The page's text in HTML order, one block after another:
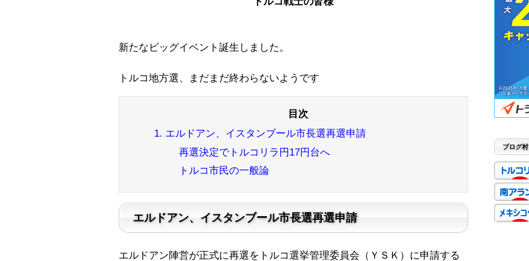
新たなビッグイベント誕生しました。
トルコ地方選、まだまだ終わらないようです
1. エルドアン、イスタンブール市長選再選申請
再選決定でトルコリラ円17円台へ
トルコ市民の一般論
エルドアン、イスタンブール市長選再選申請
エルドアン陣営が正式に再選をトルコ選挙管理委員会（ＹＳＫ）に申請する
ブログ村